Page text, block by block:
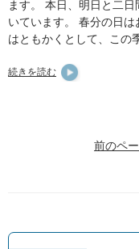
ます。 本日、明日と二
いています。 春分の日
はともかくとして、この
続きを読む
前のペ